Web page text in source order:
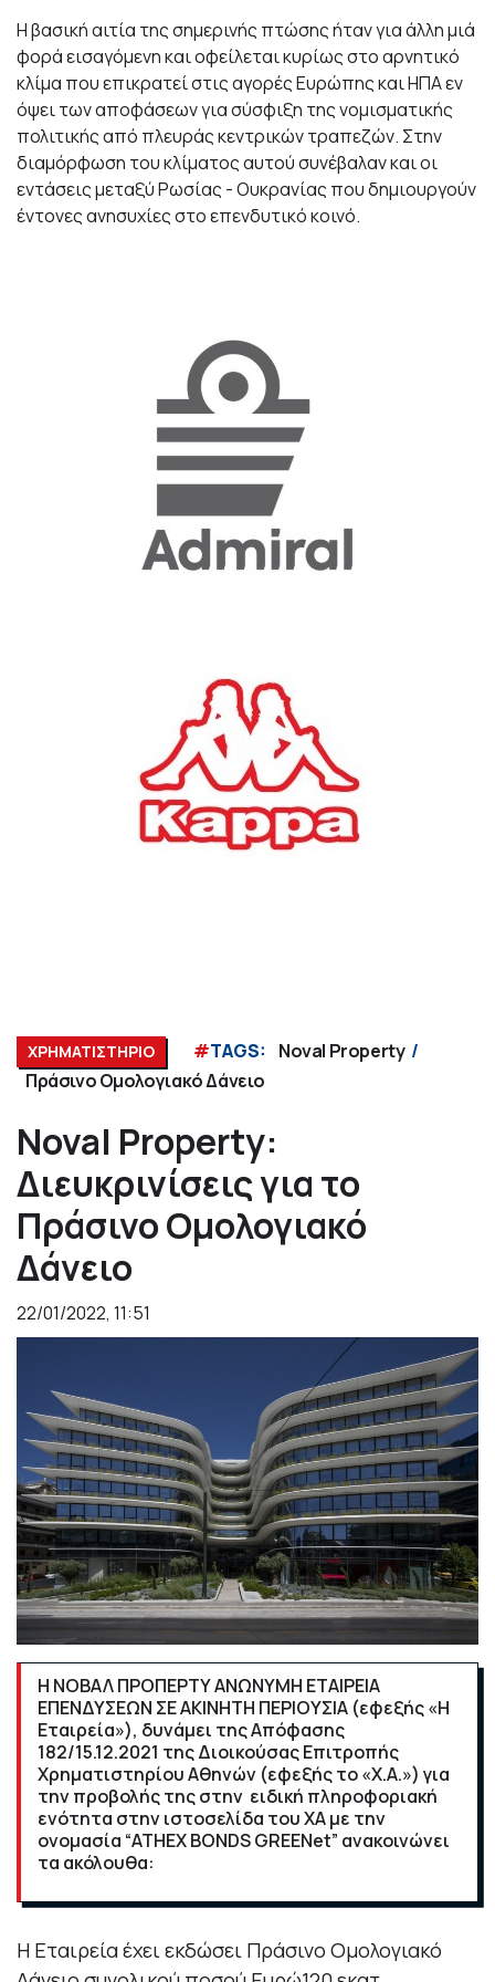
Η βασική αιτία της σημερινής πτώσης ήταν για άλλη μιά
φορά εισαγόμενη και οφείλεται κυρίως στο αρνητικό
κλίμα που επικρατεί στις αγορές Ευρώπης και ΗΠΑ εν
όψει των αποφάσεων για σύσφιξη της νομισματικής
πολιτικής από πλευράς κεντρικών τραπεζών. Στην
διαμόρφωση του κλίματος αυτού συνέβαλαν και οι
εντάσεις μεταξύ Ρωσίας - Ουκρανίας που δημιουργούν
έντονες ανησυχίες στο επενδυτικό κοινό.
ΧΡΗΜΑΤΙΣΤΗΡΙΟ #TAGS:
Noval Property
Πράσινο Ομολογιακό Δάνειο
Noval Property:
Διευκρινίσεις για το
Πράσινο Ομολογιακό
Δάνειο
22/01/2022, 11:51
Η ΝΟΒΑΛ ΠΡΟΠΕΡΤΥ ΑΝΩΝΥΜΗ ΕΤΑΙΡΕΙΑ
ΕΠΕΝΔΥΣΕΩΝ ΣΕ ΑΚΙΝΗΤΗ ΠΕΡΙΟΥΣΙΑ (εφεξής «Η
Εταιρεία»), δυνάμει της Απόφασης
182/15.12.2021 της Διοικούσας Επιτροπής
Χρηματιστηρίου Αθηνών (εφεξής το «Χ.Α.») για
την προβολής της στην ειδική πληροφοριακή
ενότητα στην ιστοσελίδα του ΧΑ με την
ονομασία “ATHEX BONDS GREENet” ανακοινώνει
τα ακόλουθα:
Η Εταιρεία έχει εκδώσει Πράσινο Ομολογιακό